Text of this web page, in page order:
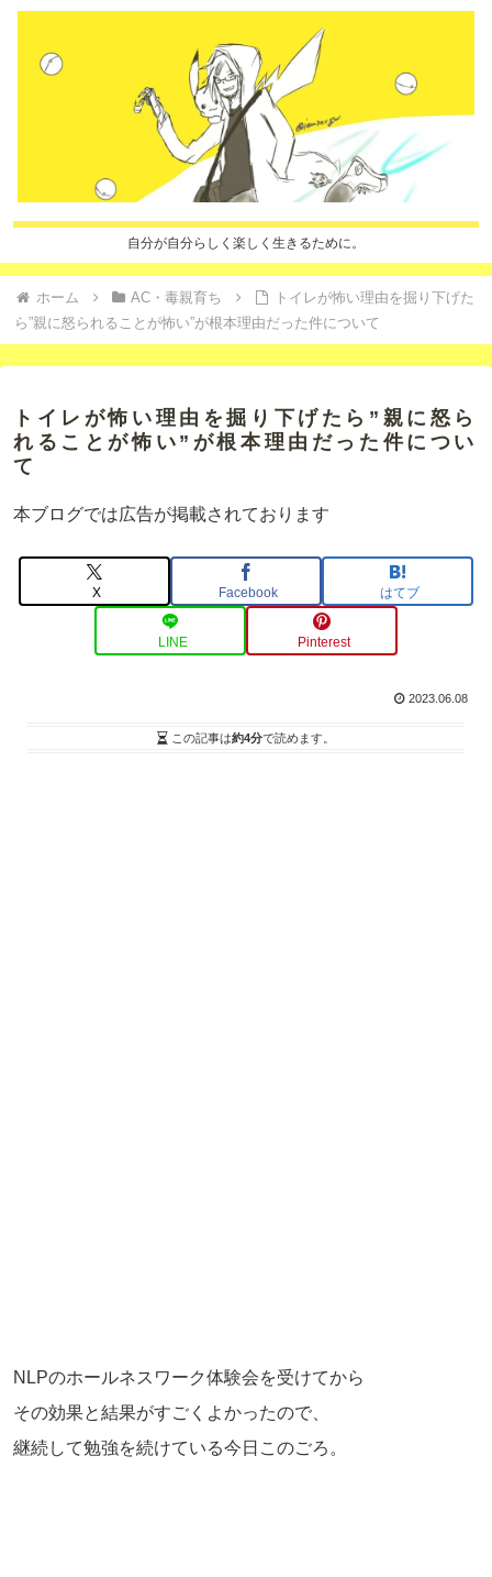
自分が自分らしく楽しく生きるために。
ホーム AC・毒親育ち
トイレが怖い理由を掘り下げた
ら”親に怒られることが怖い”が根本理由だった件について
トイレが怖い理由を掘り下げたら”親に怒ら
れることが怖い”が根本理由だった件につい
て
本ブログでは広告が掲載されております
X Facebook はてブ
LINE Pinterest
2023.06.08
この記事は約4分で読めます。
NLPのホールネスワーク体験会を受けてから
その効果と結果がすごくよかったので、
継続して勉強を続けている今日このごろ。